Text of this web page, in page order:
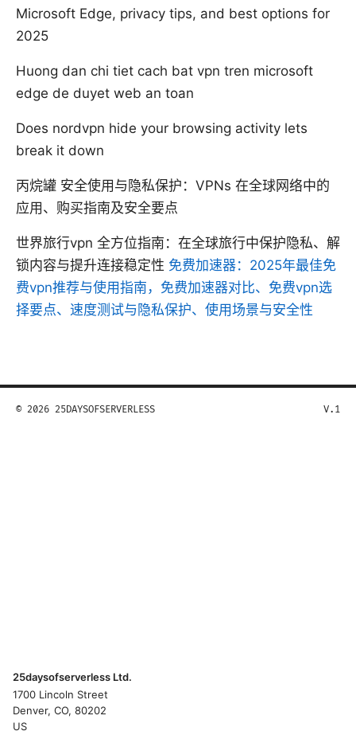
Microsoft Edge, privacy tips, and best options for
2025
Huong dan chi tiet cach bat vpn tren microsoft
edge de duyet web an toan
Does nordvpn hide your browsing activity lets
break it down
丙烷罐 安全使用与隐私保护：VPNs 在全球网络中的
应用、购买指南及安全要点
世界旅行vpn 全方位指南：在全球旅行中保护隐私、解
锁内容与提升连接稳定性 免费加速器：2025年最佳免
费vpn推荐与使用指南，免费加速器对比、免费vpn选
择要点、速度测试与隐私保护、使用场景与安全性
© 2026 25DAYSOFSERVERLESS V.1
25daysofserverless Ltd.
1700 Lincoln Street
Denver, CO, 80202
US